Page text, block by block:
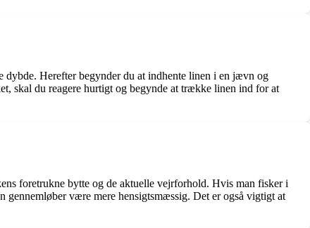
dybde. Herefter begynder du at indhente linen i en jævn og
skal du reagere hurtigt og begynde at trække linen ind for at
foretrukne bytte og de aktuelle vejrforhold. Hvis man fisker i
være mere hensigtsmæssig. Det er også vigtigt at